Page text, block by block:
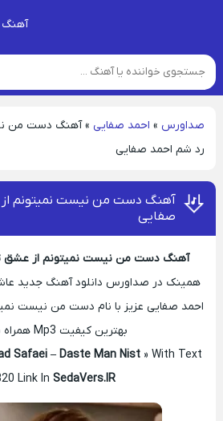
صداورس » احمد صفایی »آهنگ دست من
رد شم احمد صفایی
آهنگ دست من نیست نمیتونم
صفایی
آهنگ دست من نیست نمیتونم از عشق
همینک در صداورس دانلود آهنگ جدید
احمد صفایی عزیز با نام دست من نیست
بهترین کیفیت Mp3 همراه با تکست
Safaei – Daste Man Nist » With Text
Link In SedaVers.IR